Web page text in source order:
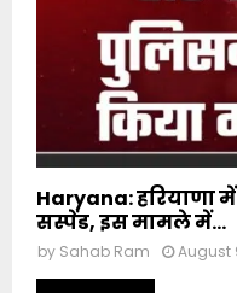
Haryana: हरियाणा
सस्पेंड, इस मामले में...
by Sahab Ram August